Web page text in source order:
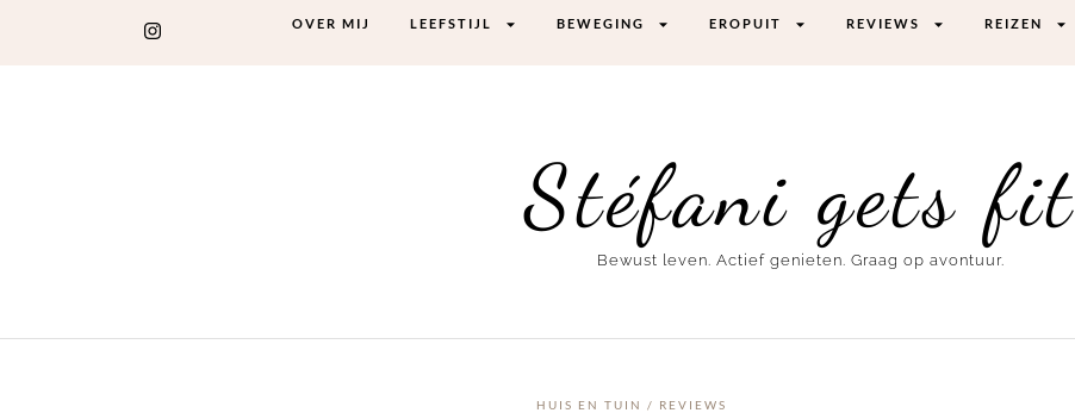
OVER MIJ LEEFSTIJL BEWEGING EROPUIT REVIEWS REIZEN
Stéfani gets fit
Bewust leven. Actief genieten. Graag op avontuur.
HUIS EN TUIN / REVIEWS